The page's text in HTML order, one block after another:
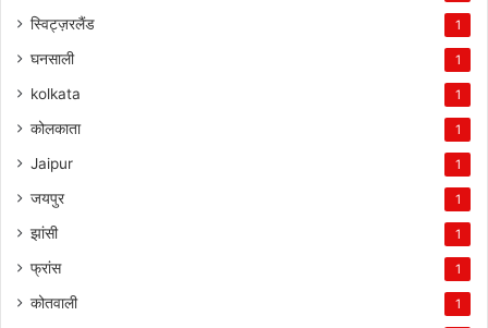
स्विट्ज़रलैंड 1
घनसाली 1
kolkata 1
कोलकाता 1
Jaipur 1
जयपुर 1
झांसी 1
फ्रांस 1
कोतवाली 1